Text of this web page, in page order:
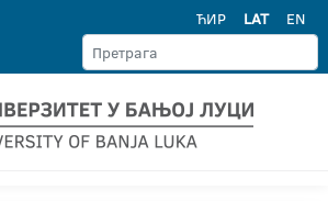
ЋИР LAT EN